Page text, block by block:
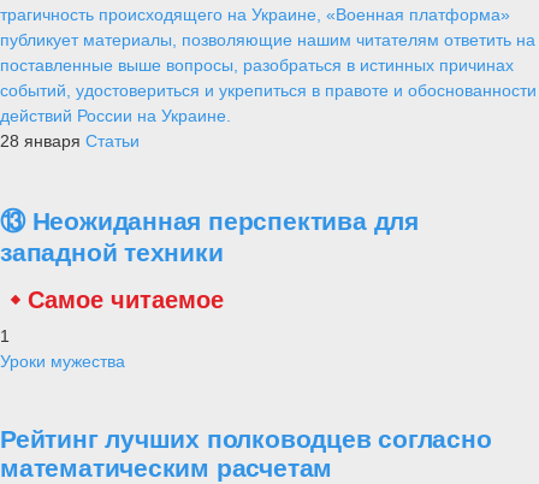
трагичность происходящего на Украине, «Военная платформа»
публикует материалы, позволяющие нашим читателям ответить на
поставленные выше вопросы, разобраться в истинных причинах
событий, удостовериться и укрепиться в правоте и обоснованности
действий России на Украине.
28 января Статьи
⑬ Неожиданная перспектива для
западной техники
Самое читаемое
1
Уроки мужества
Рейтинг лучших полководцев согласно
математическим расчетам